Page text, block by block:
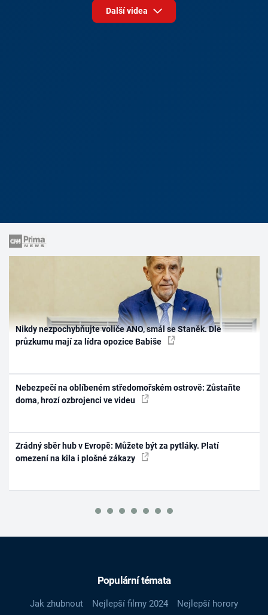
Další videa
Nikdy nezpochybňujte voliče ANO, smál se Staněk. Dle
průzkumu mají za lídra opozice Babiše
Nebezpečí na oblíbeném středomořském ostrově: Zůstaňte
doma, hrozí ozbrojenci ve videu
Zrádný sběr hub v Evropě: Můžete být za pytláky. Platí
omezení na kila i plošné zákazy
Populární témata
Jak zhubnout Nejlepší filmy 2024
Nejlepší horory